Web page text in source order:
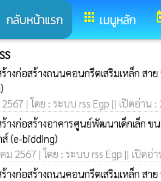
กลับหน้าแรก apps เมนูหลัก
างก่อสร้างถนนคอนกรีตเสริมเหล็ก ส
| โดย : ระบบ rss Egp || เปิดอ่าน :
างก่อสร้างอาคารศูนย์พัฒนาเด็กเล็ก
(e-bidding)
2567 | โดย : ระบบ rss Egp || เปิดอ่
างก่อสร้างถนนคอนกรีตเสริมเหล็ก ส